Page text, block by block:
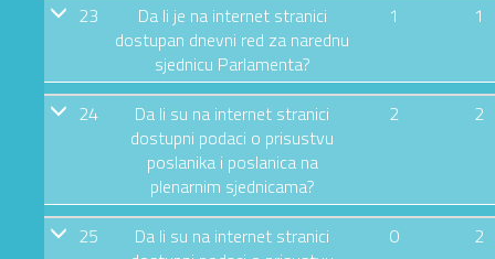
23
Da li je na internet stranici
dostupan dnevni red za narednu
sjednicu Parlamenta?
1 1
24
Da li su na internet stranici
dostupni podaci o prisustvu
poslanika i poslanica na
plenarnim sjednicama?
2 2
25
Da li su na internet stranici
0 2